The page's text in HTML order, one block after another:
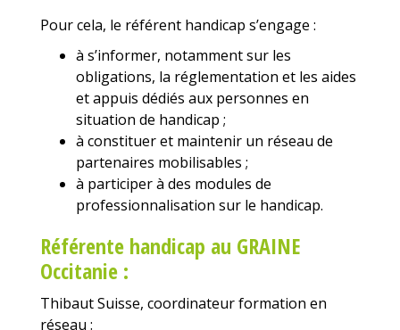
Pour cela, le référent handicap s’engage :
à s’informer, notamment sur les
obligations, la réglementation et les aides
et appuis dédiés aux personnes en
situation de handicap ;
à constituer et maintenir un réseau de
partenaires mobilisables ;
à participer à des modules de
professionnalisation sur le handicap.
Référente handicap au GRAINE
Occitanie :
Thibaut Suisse, coordinateur formation en
réseau :